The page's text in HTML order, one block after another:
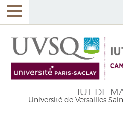
IUT DE
Université de Versailles